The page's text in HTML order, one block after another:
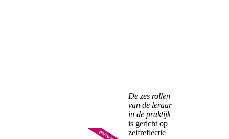
De zes rollen
van de leraar
in de praktijk
is gericht op
zelfreflectie